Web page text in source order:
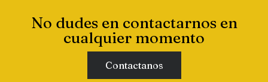
No dudes en contactarnos en
cualquier momento
Contactanos